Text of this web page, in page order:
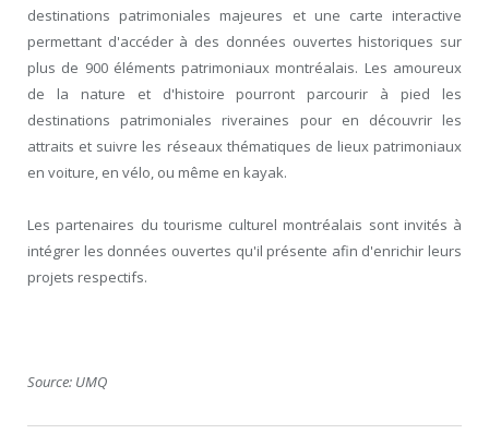
destinations patrimoniales majeures et une carte interactive
permettant d'accéder à des données ouvertes historiques sur
plus de 900 éléments patrimoniaux montréalais. Les amoureux
de la nature et d'histoire pourront parcourir à pied les
destinations patrimoniales riveraines pour en découvrir les
attraits et suivre les réseaux thématiques de lieux patrimoniaux
en voiture, en vélo, ou même en kayak.
Les partenaires du tourisme culturel montréalais sont invités à
intégrer les données ouvertes qu'il présente afin d'enrichir leurs
projets respectifs.
Source: UMQ